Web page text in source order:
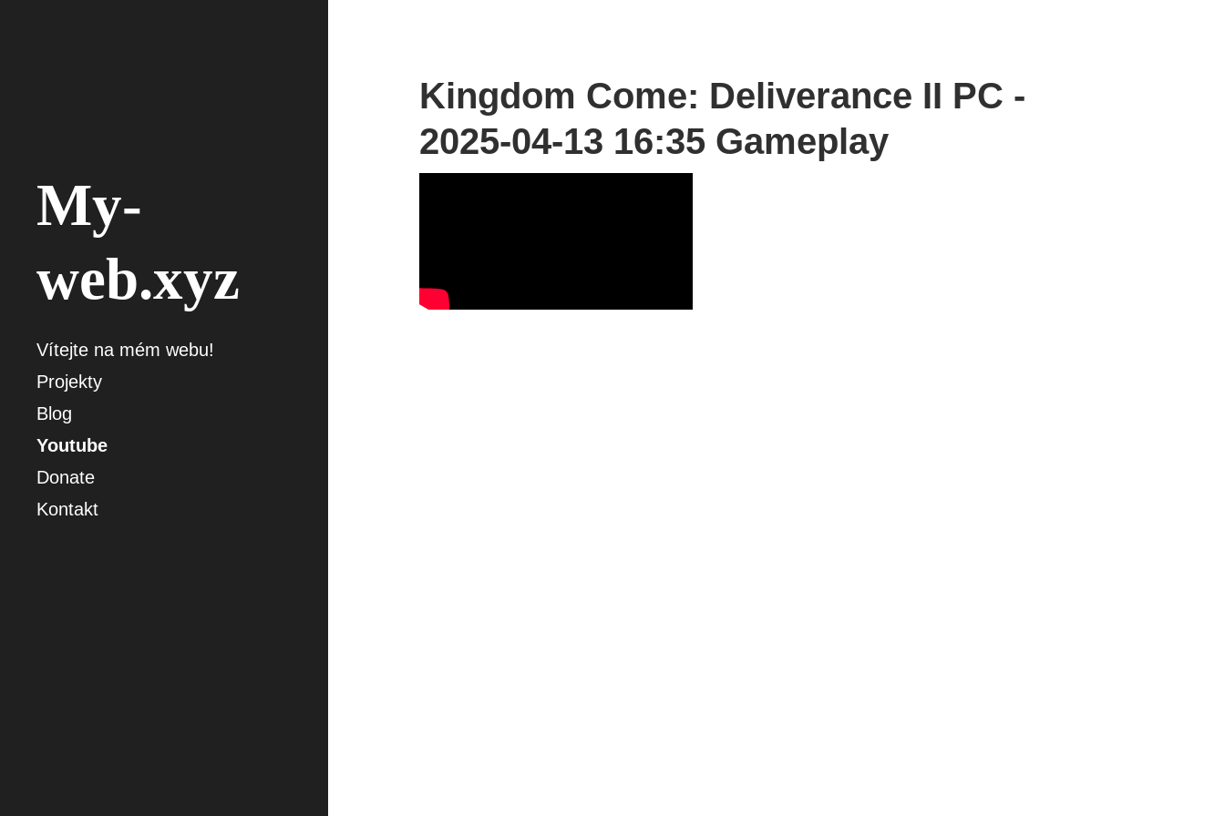
My-
web.xyz
Vítejte na mém webu!
Projekty
Blog
Youtube
Donate
Kontakt
Kingdom Come: Deliverance II PC -
2025-04-13 16:35 Gameplay